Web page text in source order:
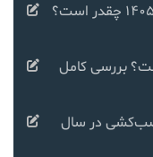
هزینه تقریبی عصب‌کشی دندان در سال ۱۴۰۵ چقدر است؟
۱۴۰۵ چقدر است؟ بررسی کامل
در سال